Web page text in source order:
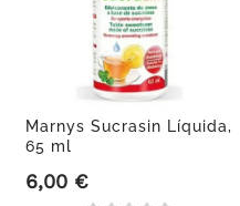
Marnys Sucrasin Líquida,
65 ml
Precio
6,00 €